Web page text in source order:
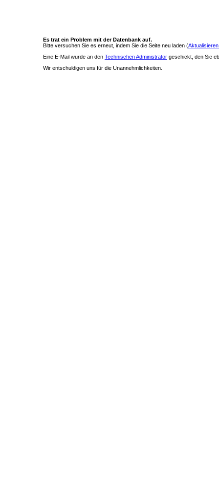
Es trat ein Problem mit der Datenbank auf.
Bitte versuchen Sie es erneut, indem Sie die Seite neu laden (
Eine E-Mail wurde an den Technischen Administrator geschickt, den Sie
Wir entschuldigen uns für die Unannehmlichkeiten.